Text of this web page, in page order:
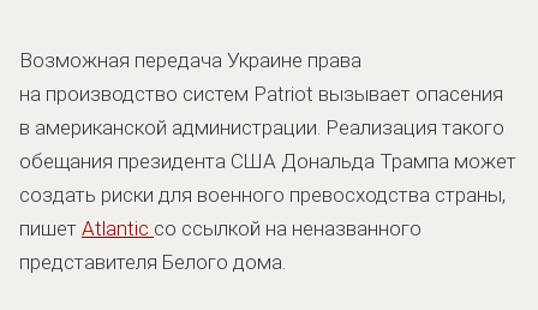
Возможная передача Украине права
на производство систем Patriot вызывает опасения
в американской администрации. Реализация такого
обещания президента США Дональда Трампа может
создать риски для военного превосходства страны,
пишет Atlantic со ссылкой на неназванного
представителя Белого дома.